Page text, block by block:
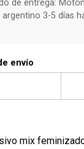
de entrega:
3-5 días
envío
mix